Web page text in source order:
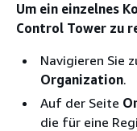
Um ein einzelnes
Control Tower zu
Navigieren Sie
Organization.
Auf der Seite
die für eine